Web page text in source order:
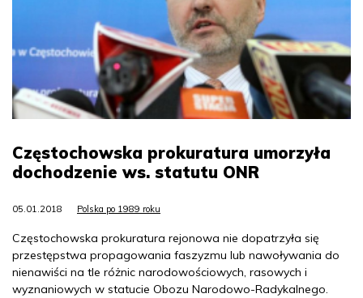
Częstochowska prokuratura umorzyła
dochodzenie ws. statutu ONR
05.01.2018 Polska po 1989 roku
Częstochowska prokuratura rejonowa nie dopatrzyła się
przestępstwa propagowania faszyzmu lub nawoływania do
nienawiści na tle różnic narodowościowych, rasowych i
wyznaniowych w statucie Obozu Narodowo-Radykalnego.